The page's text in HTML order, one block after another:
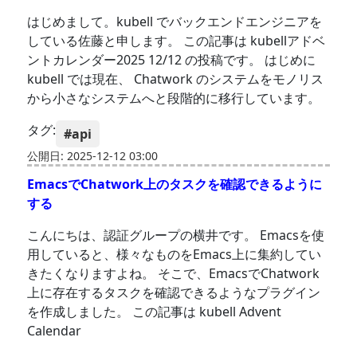
はじめまして。kubell でバックエンドエンジニアを
している佐藤と申します。 この記事は kubellアドベ
ントカレンダー2025 12/12 の投稿です。 はじめに
kubell では現在、 Chatwork のシステムをモノリス
から小さなシステムへと段階的に移行しています。
タグ: #api
公開日: 2025-12-12 03:00
EmacsでChatwork上のタスクを確認できるように
する
こんにちは、認証グループの横井です。 Emacsを使
用していると、様々なものをEmacs上に集約してい
きたくなりますよね。 そこで、EmacsでChatwork
上に存在するタスクを確認できるようなプラグイン
を作成しました。 この記事は kubell Advent
Calendar